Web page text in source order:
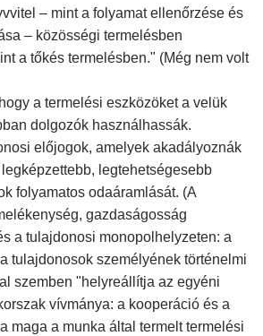
– mint a folyamat ellenőrzése és
– közösségi termelésben
a tőkés termelésben." (Még nem volt
a termelési eszközöket a velük
dolgozók használhassák.
előjogok, amelyek akadályoznák
legtehetségesebb
folyamatos odaáramlását. (A
gazdaságosság
a tulajdonosi monopolhelyzeten: a
tulajdonosok személyének történelmi
szemben "helyreállítja az egyéni
vívmánya: a kooperáció és a
maga a munka által termelt termelési